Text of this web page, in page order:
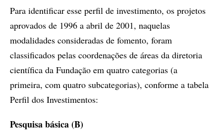
Para identificar esse perfil de investimento, os projetos
aprovados de 1996 a abril de 2001, naquelas
modalidades consideradas de fomento, foram
classificados pelas coordenações de áreas da diretoria
científica da Fundação em quatro categorias (a
primeira, com quatro subcategorias), conforme a tabela
Perfil dos Investimentos:
Pesquisa básica (B)